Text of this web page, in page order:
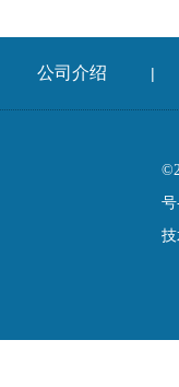
公司介绍 |
号